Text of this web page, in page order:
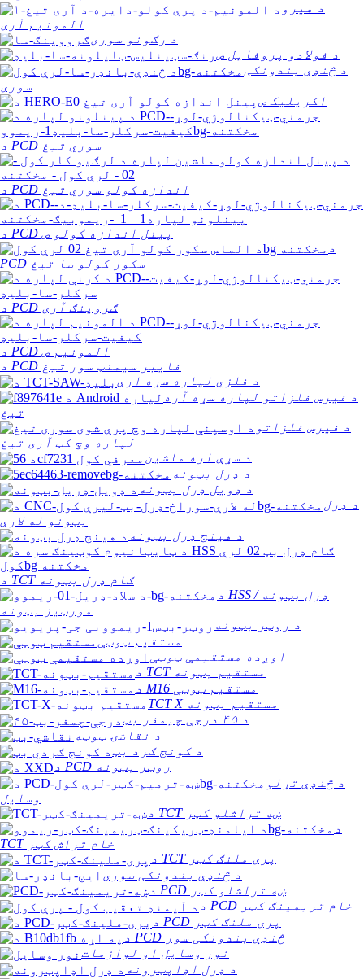
د هیرو
المونیم آری
د رګونو سوری
د فولادو پروفایل ص
د څنډې بندونکی
سوری
اکریلیک ص
د PCD سوري تیغ
د PCD اندازه کولو سوري تیغ
د PCD پینل اندازه کولو ص
د
PCD سکور کولو سا تیغ
د PCD ګروینګ آری
د PCD المونیم ص
د PCD فایبر سیمنټ سور تیغ
د فلزي لپاره سړه ارې
د فیرس فلزاتو لپاره سړه آره
تیغ
د فیرس فلزاتو
لپاره وچ کټ آری تیغ
د سړې اره ماشین
د ډرل بټونه
د ډویل ډرل بټونه
د ډرل
بټونو له لارې
د هینج ډرل بټونه
د TCT ګام ډرل بټونه
د HSS ډرل بټونه /
مورټیز بټونه
د روټر بټونه
مستقیم ټوټې
اوږده مستقیمې ټوټې
د TCT مستقیم بټونه
د M16 مستقیم ټوټې
TCT X مستقیم بټونه
د ۴۵ درجې چیمفر بټ
د نقاشۍ ټوټه
د کونج ګرد بټ
د PCD روټر بټونه
د څنډې تړلو
وسایل
د TCT ښه تراشلو کټر
د
TCT خام تراش کټر
د TCT پری ملنګ کټر
د څنډې بندونکی سوری
د PCD ښه تراشلو کټر
د PCD خام تریمینګ کټر
د PCD پری ملنګ کټر
د PCD څنډې بندونکی سور
نور وسایل او لوازمات
د ډرل اډاپټرونه